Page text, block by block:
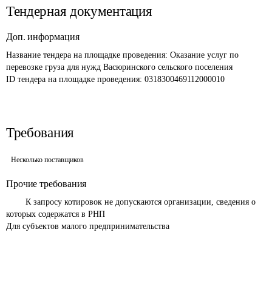
Тендерная документация
Доп. информация
Название тендера на площадке проведения: Оказание услуг по
перевозке груза для нужд Васюринского сельского поселения
ID тендера на площадке проведения: 0318300469112000010
Требования
Несколько поставщиков
Прочие требования
которых содержатся в РНП
Для субъектов малого предпринимательства